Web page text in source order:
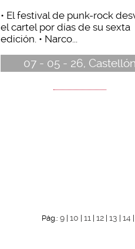
• El festival de punk-rock
el cartel por días de su sexta
edición. • Narco...
07 - 05 - 26,
Pág.: 9| 10 11| 12| 13 14